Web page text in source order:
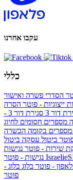
עקבו אחרנו
כללי
הסדרי פשרה ואישור
ייצוגיות - פוטר הסרה
דור 3
סגירת דור 3 -
מספרים חסומים לחיוג
בקומה הכשרה
ביטול עסקה ביטול
שירות - פוטר נגישות
- פוטר בלוג בלוג -
פוטר